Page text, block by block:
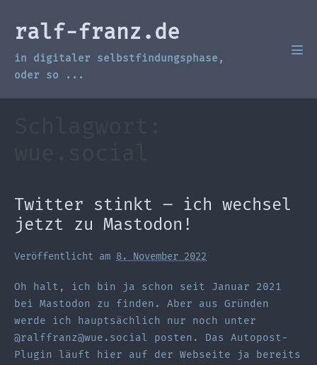
Inhalt
springen
ralf-franz.de
in digitaler selbstfindungsphase,
oder so ...
Twitter stinkt – ich wechsel
jetzt zu Mastodon!
Veröffentlicht am 8. November 2022
Oh halt, ich bin ja schon seit Januar 2021
bei Mastodon zu finden. Aber aus Gründen
werde ich hauptsächlich nur noch unter
@ralffranz@wue.social posten. Das Autopost-
Plugin läuft hier auf der Webseite ja bereits